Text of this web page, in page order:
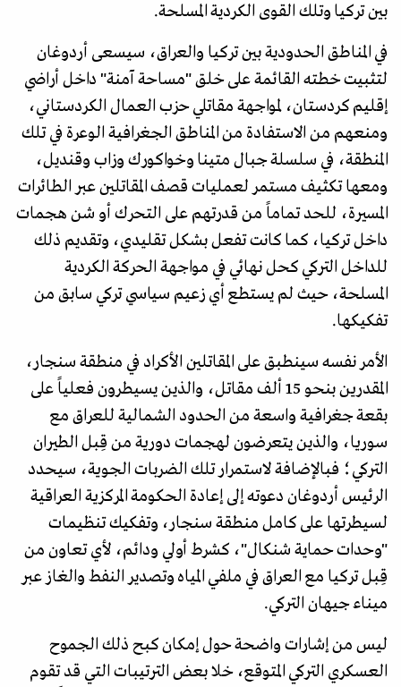
بين تركيا وتلك القوى الكردية المسلحة.
في المناطق الحدودية بين تركيا والعراق، سيسعى أردوغان
لتثبيت خطته القائمة على خلق "مساحة آمنة" داخل أراضي
إقليم كردستان، لمواجهة مقاتلي حزب العمال الكردستاني،
ومنعهم من الاستفادة من المناطق الجغرافية الوعرة في تلك
المنطقة، في سلسلة جبال متينا وخواكورك وزاب وقنديل،
ومعها تكثيف مستمر لعمليات قصف المقاتلين عبر الطائرات
المسيرة، للحد تماماً من قدرتهم على التحرك أو شن هجمات
داخل تركيا، كما كانت تفعل بشكل تقليدي، وتقديم ذلك
للداخل التركي كحل نهائي في مواجهة الحركة الكردية
المسلحة، حيث لم يستطع أي زعيم سياسي تركي سابق من
تفكيكها.
الأمر نفسه سينطبق على المقاتلين الأكراد في منطقة سنجار،
المقدرين بنحو 15 ألف مقاتل، والذين يسيطرون فعلياً على
بقعة جغرافية واسعة من الحدود الشمالية للعراق مع
سوريا، والذين يتعرضون لهجمات دورية من قِبل الطيران
التركي؛ فبالإضافة لاستمرار تلك الضربات الجوية، سيحدد
الرئيس أردوغان دعوته إلى إعادة الحكومة المركزية العراقية
لسيطرتها على كامل منطقة سنجار، وتفكيك تنظيمات
"وحدات حماية شنكال"، كشرط أولي ودائم، لأي تعاون من
قِبل تركيا مع العراق في ملفي المياه وتصدير النفط والغاز عبر
ميناء جيهان التركي.
ليس من إشارات واضحة حول إمكان كبح ذلك الجموح
العسكري التركي المتوقع، خلا بعض الترتيبات التي قد تقوم